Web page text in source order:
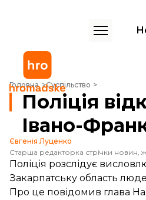
Головна Суспільство
Поліція відкрила кримінальну
Поліція
Івано-
Євгенія Луценко
Старша редакторка стрічки новин,
Поліція розслідує
Закарпатську область
Про це повідомив глава